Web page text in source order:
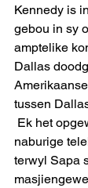
Kennedy is
gebou in sy
amptelike
Dallas
tussen
Ek het
naburige
terwyl Sapa